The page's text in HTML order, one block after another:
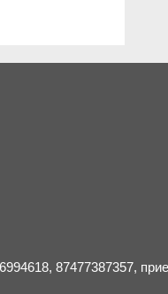
87477387357,